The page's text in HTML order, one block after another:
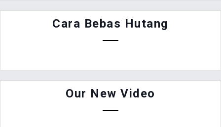
Cara Bebas Hutang
Our New Video